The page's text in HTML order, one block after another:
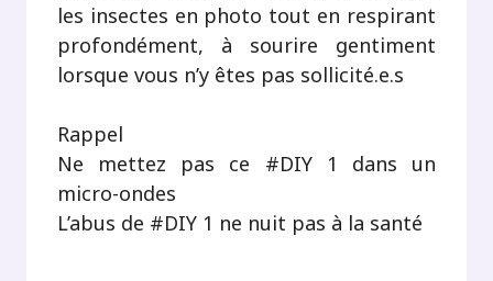
les insectes en photo tout en respirant
profondément, à sourire gentiment
lorsque vous n’y êtes pas sollicité.e.s
Rappel
Ne mettez pas ce #DIY 1 dans un
micro-ondes
L’abus de #DIY 1 ne nuit pas à la santé